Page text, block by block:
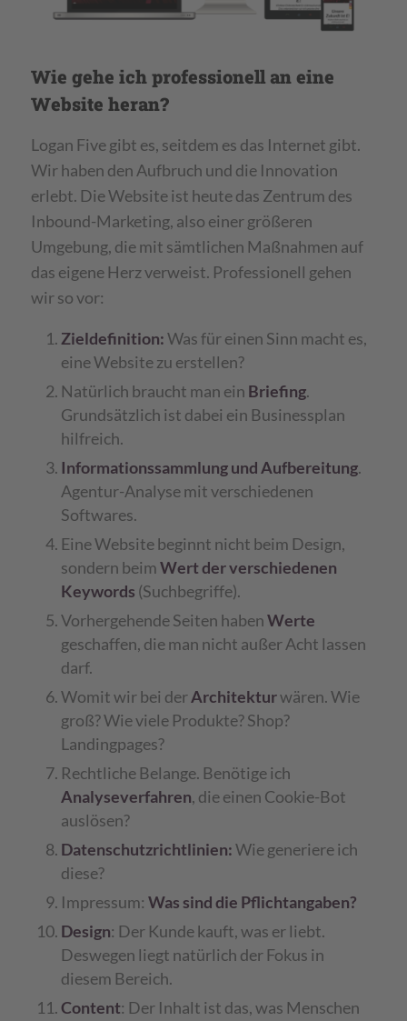
Wie gehe ich professionell an eine
Website heran?
Logan Five gibt es, seitdem es das Internet gibt.
Wir haben den Aufbruch und die Innovation
erlebt. Die Website ist heute das Zentrum des
Inbound-Marketing, also einer größeren
Umgebung, die mit sämtlichen Maßnahmen auf
das eigene Herz verweist. Professionell gehen
wir so vor:
Zieldefinition:Was für einen Sinn macht es,
eine Website zu erstellen?
Natürlich braucht man ein Briefing.
Grundsätzlich ist dabei ein Businessplan
hilfreich.
Informationssammlung und Aufbereitung.
Agentur-Analyse mit verschiedenen
Softwares.
Eine Website beginnt nicht beim Design,
sondern beimWert der verschiedenen
Keywords (Suchbegriffe).
Vorhergehende Seiten habenWerte
geschaffen, die man nicht außer Acht lassen
darf.
Womit wir bei derArchitekturwären. Wie
groß? Wie viele Produkte? Shop?
Landingpages?
Rechtliche Belange. Benötige ich
Analyseverfahren, die einen Cookie-Bot
auslösen?
Datenschutzrichtlinien:Wie generiere ich
diese?
Impressum: Was sind die Pflichtangaben?
Design: Der Kunde kauft, was er liebt.
Deswegen liegt natürlich der Fokus in
diesem Bereich.
Content: Der Inhalt ist das, was Menschen